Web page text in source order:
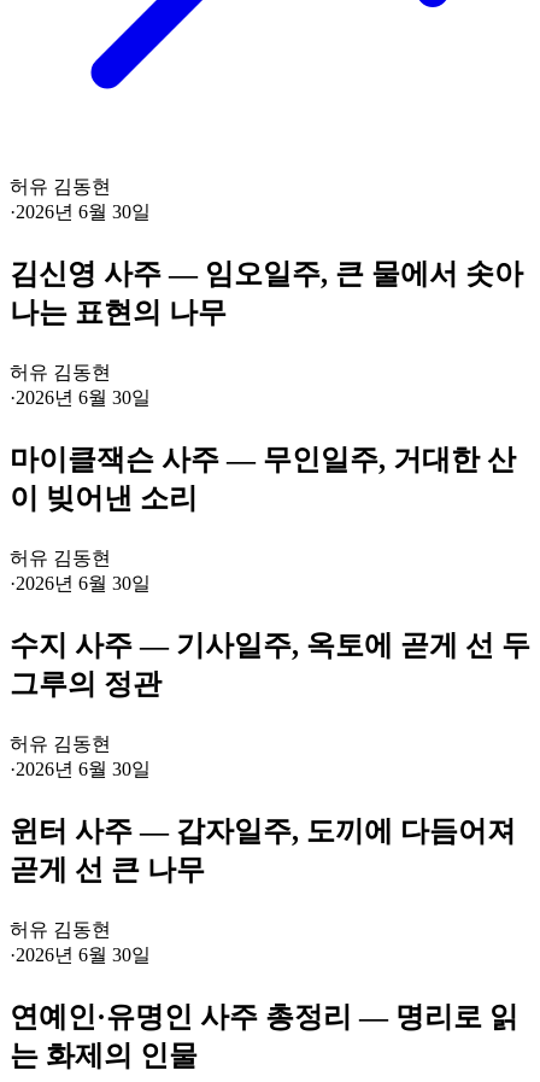
허유 김동현
·2026년 6월 30일
김신영 사주 — 임오일주, 큰 물에서 솟아
나는 표현의 나무
허유 김동현
·2026년 6월 30일
마이클잭슨 사주 — 무인일주, 거대한 산
이 빚어낸 소리
허유 김동현
·2026년 6월 30일
수지 사주 — 기사일주, 옥토에 곧게 선 두
그루의 정관
허유 김동현
·2026년 6월 30일
윈터 사주 — 갑자일주, 도끼에 다듬어져
곧게 선 큰 나무
허유 김동현
·2026년 6월 30일
연예인·유명인 사주 총정리 — 명리로 읽
는 화제의 인물